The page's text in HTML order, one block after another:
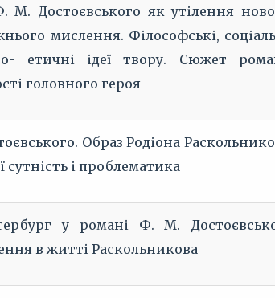
Достоєвського як утілення
мислення. Філософські,
етичні ідеї твору. Сюжет
головного героя
Образ Родіона
сутність і проблематика
у романі Ф. М.
в житті Раскольникова